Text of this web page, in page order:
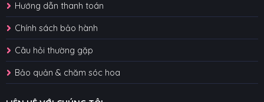
Hướng dẫn thanh toán
Chính sách bảo hành
Câu hỏi thường gặp
Bảo quản & chăm sóc hoa